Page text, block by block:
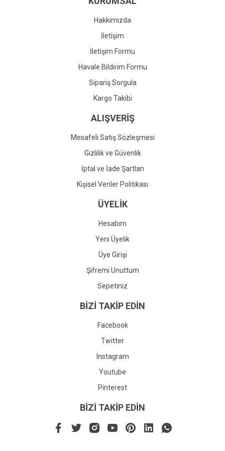
Gönder
Hakkımızda
İletişim
İletişim Formu
Havale Bildirim Formu
Sipariş Sorgula
Kargo Takibi
ALIŞVERİŞ
Mesafeli Satış Sözleşmesi
Gizlilik ve Güvenlik
İptal ve İade Şartları
Kişisel Veriler Politikası
ÜYELİK
Hesabım
Yeni Üyelik
Üye Girişi
Şifremi Unuttum
Sepetiniz
BİZİ TAKİP EDİN
Facebook
Twitter
Instagram
Youtube
Pinterest
BİZİ TAKİP EDİN